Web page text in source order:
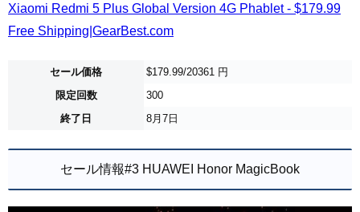
Xiaomi Redmi 5 Plus Global Version 4G Phablet - $179.99
Free Shipping|GearBest.com
セール価格
$179.99/20361 円
限定回数
300
終了日
8月7日
セール情報#3 HUAWEI Honor MagicBook